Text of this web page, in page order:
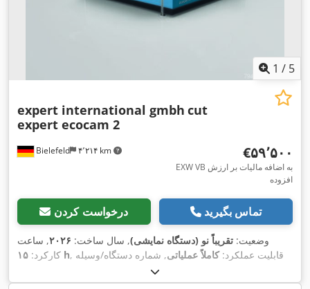
1 / 5
Bielefeld ۴٬۲۱۴ km
expert international gmbh cut
expert ecocam 2
‎€۵۹٬۵۰۰
EXW VB به اضافه مالیات بر ارزش
افزوده
درخواست کردن تماس بگیرید
وضعیت: تقریباً نو (دستگاه نمایشی), سال ساخت: ۲۰۲۶, ساعت
کارکرد: ۱۵ h , قابلیت عملکرد:کاملاً عملیاتی, شماره دستگاه/وسیله
, عرض کل:
میلی‌متر,